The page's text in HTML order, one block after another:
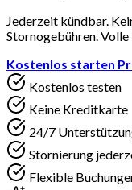
Jederzeit kündbar.
Stornogebühren.
Kostenlos starten
Kostenlos testen
Keine Kreditkarte
24/7
Stornierung
Flexible